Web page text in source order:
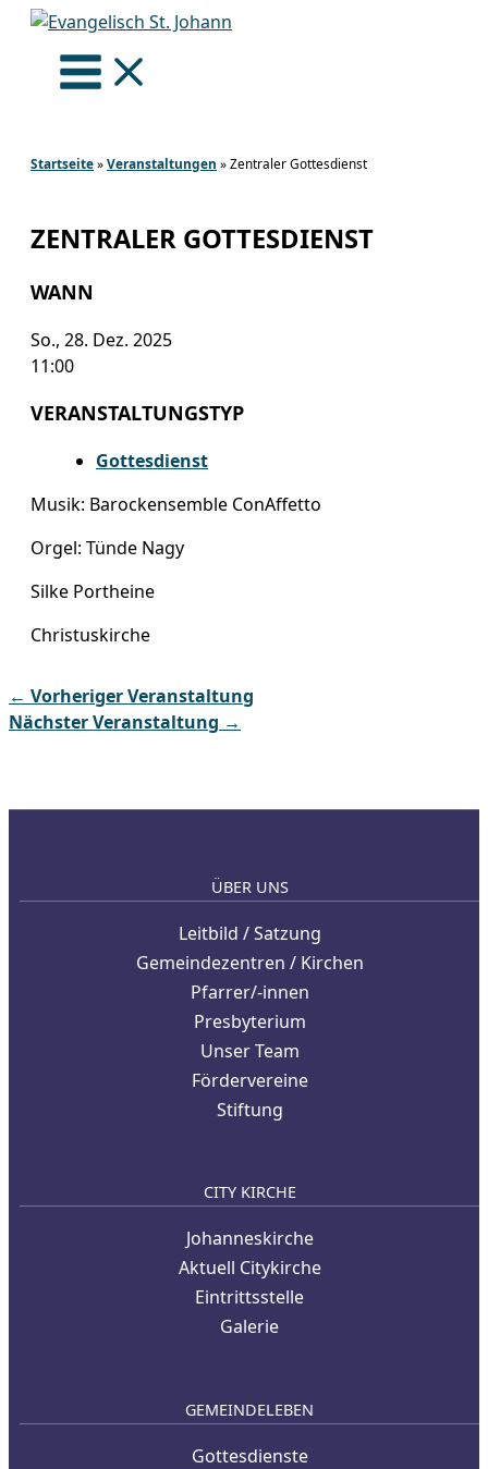
Zum
springen
Startseite»Veranstaltungen »Zentraler Gottesdienst
ZENTRALER GOTTESDIENST
WANN
So., 28. Dez. 2025
11:00
VERANSTALTUNGSTYP
Gottesdienst
Musik: Barockensemble ConAffetto
Orgel: Tünde Nagy
Silke Portheine
Christuskirche
← Vorheriger Veranstaltung
Nächster Veranstaltung →
ÜBER UNS
Leitbild / Satzung
Gemeindezentren / Kirchen
Pfarrer/-innen
Presbyterium
Unser Team
Fördervereine
Stiftung
CITY KIRCHE
Johanneskirche
Aktuell Citykirche
Eintrittsstelle
Galerie
GEMEINDELEBEN
Gottesdienste